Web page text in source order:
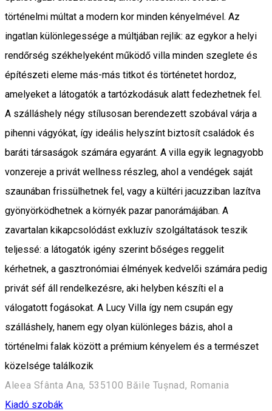
történelmi múltat a modern kor minden kényelmével. Az
ingatlan különlegessége a múltjában rejlik: az egykor a helyi
rendőrség székhelyeként működő villa minden szeglete és
építészeti eleme más-más titkot és történetet hordoz,
amelyeket a látogatók a tartózkodásuk alatt fedezhetnek fel.
A szálláshely négy stílusosan berendezett szobával várja a
pihenni vágyókat, így ideális helyszínt biztosít családok és
baráti társaságok számára egyaránt. A villa egyik legnagyobb
vonzereje a privát wellness részleg, ahol a vendégek saját
szaunában frissülhetnek fel, vagy a kültéri jacuzziban lazítva
gyönyörködhetnek a környék pazar panorámájában. A
zavartalan kikapcsolódást exkluzív szolgáltatások teszik
teljessé: a látogatók igény szerint bőséges reggelit
kérhetnek, a gasztronómiai élmények kedvelői számára pedig
privát séf áll rendelkezésre, aki helyben készíti el a
válogatott fogásokat. A Lucy Villa így nem csupán egy
szálláshely, hanem egy olyan különleges bázis, ahol a
történelmi falak között a prémium kényelem és a természet
közelsége találkozik
Aleea Sfânta Ana, 535100 Băile Tușnad, Romania
Kiadó szobák